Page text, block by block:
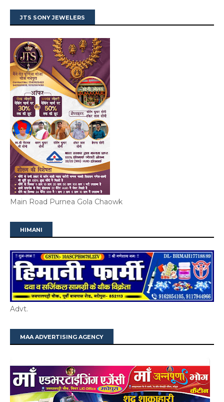
JTS SONY JEWELERS
Main Road Purnea Gola Chaowk
HIMANI
Advt.
MAA ADVERTISING AGENCY